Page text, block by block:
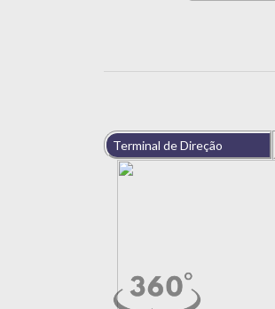
Terminal de Direção